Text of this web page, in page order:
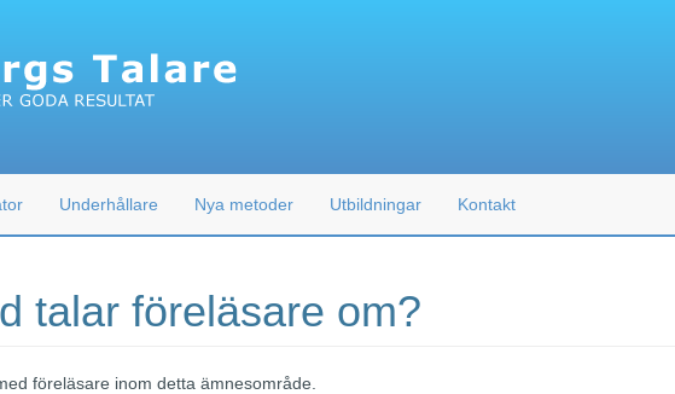
Underhållare Nya metoder Utbildningar Kontakt
talar föreläsare om?
föreläsare inom detta ämnesområde.